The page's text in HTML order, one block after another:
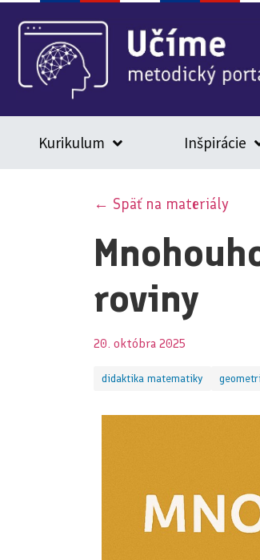
Kurikulum Inšpirácie
← Späť na materiály
roviny
20. októbra 2025
didaktika matematiky